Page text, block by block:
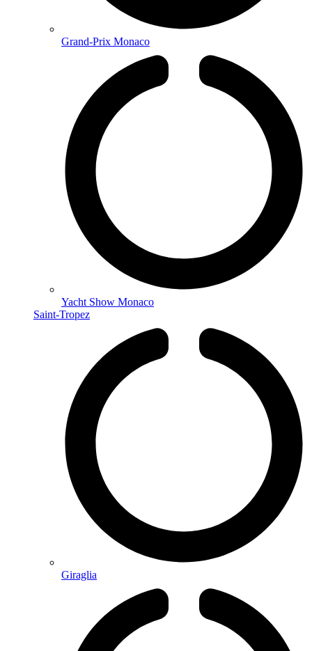
Grand-Prix Monaco
Yacht Show Monaco
Saint-Tropez
Giraglia